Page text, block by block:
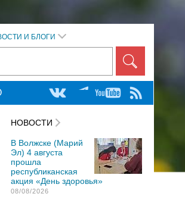
И БЛОГИ
НОВОСТИ
В Волжске (Марий
Эл) 4 августа
прошла
республиканская
акция «День здоровья»
08/08/2026